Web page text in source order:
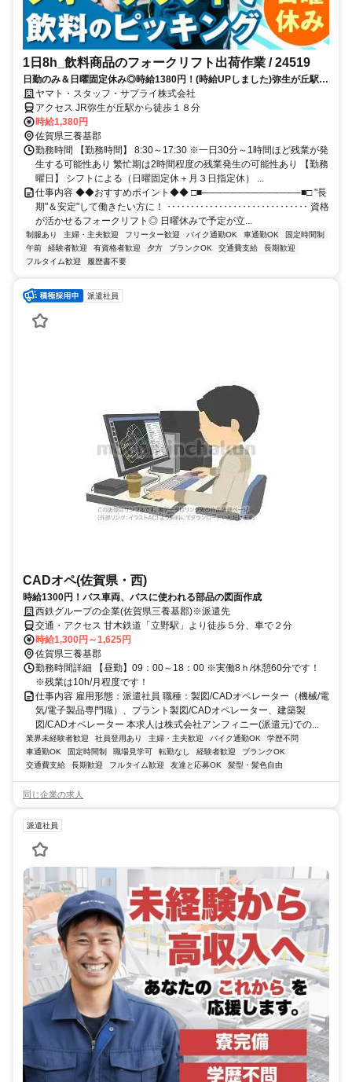
1日8h_飲料商品のフォークリフト出荷作業 / 24519
日勤のみ＆日曜固定休み◎時給1380円！(時給UPしました)弥生が丘駅最
寄り＊車･バイク･自転車OK♪履歴書不要！中高年活躍中
ヤマト・スタッフ・サプライ株式会社
アクセス JR弥生が丘駅から徒歩１８分
時給1,380円
佐賀県三養基郡
勤務時間 【勤務時間】 8:30～17:30 ※一日30分～1時間ほど残業が発
生する可能性あり 繁忙期は2時間程度の残業発生の可能性あり 【勤務
曜日】 シフトによる（日曜固定休＋月３日指定休） ...
仕事内容 ◆◆おすすめポイント◆◆ □■──────────────■□ "長
期"＆安定"して働きたい方に！ ‥‥‥‥‥‥‥‥‥‥‥‥‥‥‥ 資格
が活かせるフォークリフト◎ 日曜休みで予定が立...
制服あり 主婦・主夫歓迎 フリーター歓迎 バイク通勤OK 車通勤OK
固定時間制
午前
経験者歓迎 有資格者歓迎 夕方 ブランクOK 交通費支給
長期歓迎
フルタイム歓迎
履歴書不要
派遣社員
CADオペ(佐賀県・西)
時給1300円！バス車両、バスに使われる部品の図面作成
西鉄グループの企業(佐賀県三養基郡)※派遣先
交通・アクセス 甘木鉄道「立野駅」より徒歩５分、車で２分
時給1,300円～1,625円
佐賀県三養基郡
勤務時間詳細 【昼勤】09：00～18：00 ※実働8ｈ/休憩60分です！
※残業は10h/月程度です！
仕事内容 雇用形態：派遣社員 職種：製図/CADオペレーター（機械/電
気/電子製品専門職）、プラント製図/CADオペレーター、建築製
図/CADオペレーター 本求人は株式会社アンフィニー(派遣元)での...
業界未経験者歓迎 社員登用あり 主婦・主夫歓迎 バイク通勤OK
学歴不問
車通勤OK
固定時間制 職場見学可 転勤なし 経験者歓迎
ブランクOK
交通費支給
長期歓迎 フルタイム歓迎 友達と応募OK 髪型・髪色自由
同じ企業の求人
派遣社員